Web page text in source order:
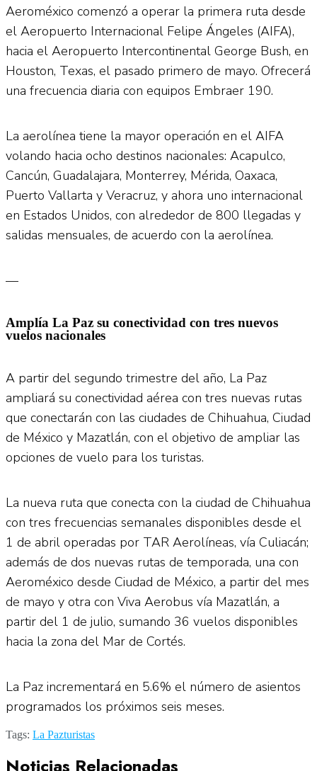
Aeroméxico comenzó a operar la primera ruta desde
el Aeropuerto Internacional Felipe Ángeles (AIFA),
hacia el Aeropuerto Intercontinental George Bush, en
Houston, Texas, el pasado primero de mayo. Ofrecerá
una frecuencia diaria con equipos Embraer 190.
La aerolínea tiene la mayor operación en el AIFA
volando hacia ocho destinos nacionales: Acapulco,
Cancún, Guadalajara, Monterrey, Mérida, Oaxaca,
Puerto Vallarta y Veracruz, y ahora uno internacional
en Estados Unidos, con alrededor de 800 llegadas y
salidas mensuales, de acuerdo con la aerolínea.
—
Amplía La Paz su conectividad con tres nuevos
vuelos nacionales
A partir del segundo trimestre del año, La Paz
ampliará su conectividad aérea con tres nuevas rutas
que conectarán con las ciudades de Chihuahua, Ciudad
de México y Mazatlán, con el objetivo de ampliar las
opciones de vuelo para los turistas.
La nueva ruta que conecta con la ciudad de Chihuahua
con tres frecuencias semanales disponibles desde el
1 de abril operadas por TAR Aerolíneas, vía Culiacán;
además de dos nuevas rutas de temporada, una con
Aeroméxico desde Ciudad de México, a partir del mes
de mayo y otra con Viva Aerobus vía Mazatlán, a
partir del 1 de julio, sumando 36 vuelos disponibles
hacia la zona del Mar de Cortés.
La Paz incrementará en 5.6% el número de asientos
programados los próximos seis meses.
Tags: La Pazturistas
Noticias Relacionadas